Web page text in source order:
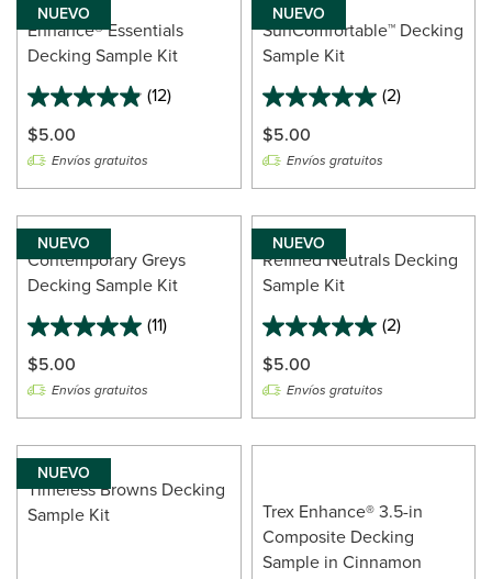
NUEVO
Enhance® Essentials
Decking Sample Kit
(12)
4.9
out
of
5
stars.
12
reviews
$5.00
Envíos gratuitos
NUEVO
SunComfortable™ Decking
Sample Kit
(2)
5.0
out
of
5
stars.
2
reviews
$5.00
Envíos gratuitos
NUEVO
Contemporary Greys
Decking Sample Kit
(11)
5.0
out
of
5
stars.
11
reviews
$5.00
Envíos gratuitos
NUEVO
Refined Neutrals Decking
Sample Kit
(2)
5.0
out
of
5
stars.
2
$5.00
Envíos gratuitos
NUEVO
Timeless Browns Decking
Sample Kit
Trex Enhance® 3.5-in
Composite Decking
Sample in Cinnamon